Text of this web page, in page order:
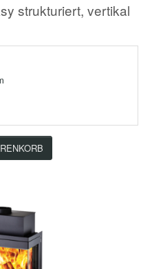
strukturiert, vertikal